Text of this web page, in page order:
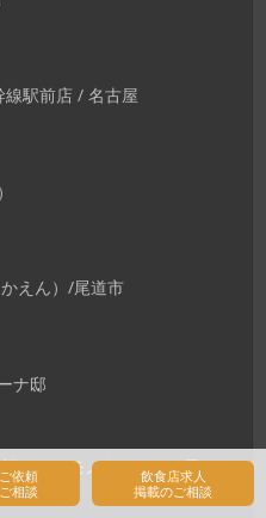
依頼
相談
飲食店求人
掲載のご相談
線駅前店 / 名古屋
えん）/尾道市
ナ邸
（コナモノウシシ） / 日